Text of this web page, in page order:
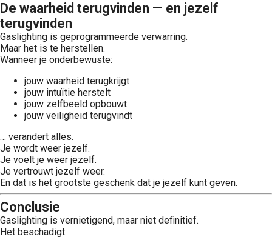
De waarheid terugvinden — en jezelf
terugvinden
Gaslighting is geprogrammeerde verwarring.
Maar het is te herstellen.
Wanneer je onderbewuste:
jouw waarheid terugkrijgt
jouw intuïtie herstelt
jouw zelfbeeld opbouwt
jouw veiligheid terugvindt
… verandert alles.
Je wordt weer jezelf.
Je voelt je weer jezelf.
Je vertrouwt jezelf weer.
En dat is het grootste geschenk dat je jezelf kunt geven.
Conclusie
Gaslighting is vernietigend, maar niet definitief.
Het beschadigt: